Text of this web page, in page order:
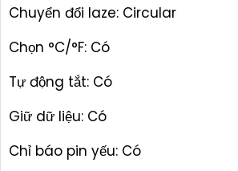
Chuyển đổi laze: Circular
Chọn °C/°F: Có
Tự động tắt: Có
Giữ dữ liệu: Có
Chỉ báo pin yếu: Có